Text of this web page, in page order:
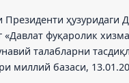
Президенти
«Давлат фуқаролик
талабларни
миллий базаси,